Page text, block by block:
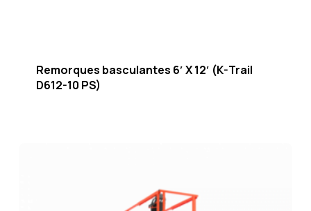
Remorques basculantes 6′ X 12′ (K-Trail
D612-10 PS)